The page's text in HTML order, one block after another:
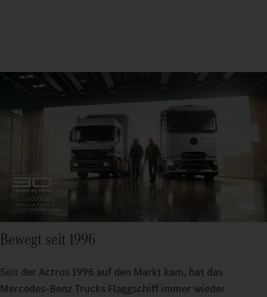
Bewegt seit 1996
Seit der Actros 1996 auf den Markt kam, hat das
Mercedes-Benz Trucks Flaggschiff immer wieder